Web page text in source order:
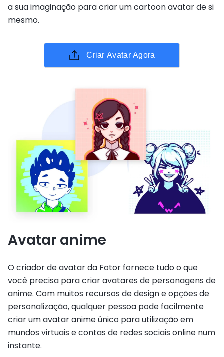
a sua imaginação para criar um cartoon avatar de si
mesmo.
Criar Avatar Agora
Avatar anime
O criador de avatar da Fotor fornece tudo o que
você precisa para criar avatares de personagens de
anime. Com muitos recursos de design e opções de
personalização, qualquer pessoa pode facilmente
criar um avatar anime único para utilização em
mundos virtuais e contas de redes sociais online num
instante.